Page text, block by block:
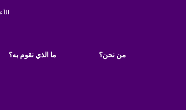
navigation
من نحن؟ ما الذي نقوم به؟